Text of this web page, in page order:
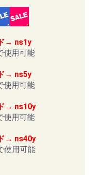
→ ns1y
使用可能
→ ns5y
使用可能
→ ns10y
使用可能
→ ns40y
使用可能